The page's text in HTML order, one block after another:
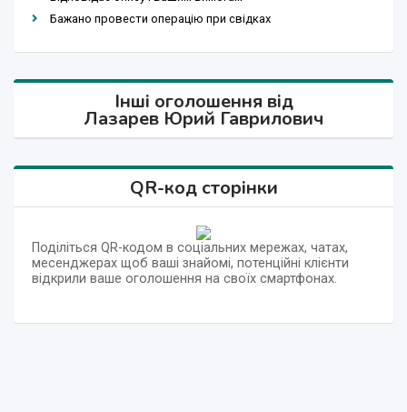
Бажано провести операцію при свідках
Інші оголошення від
Лазарев Юрий Гаврилович
QR-код сторінки
Поділіться QR-кодом в соціальних мережах, чатах,
месенджерах щоб ваші знайомі, потенційні клієнти
відкрили ваше оголошення на своїх смартфонах.